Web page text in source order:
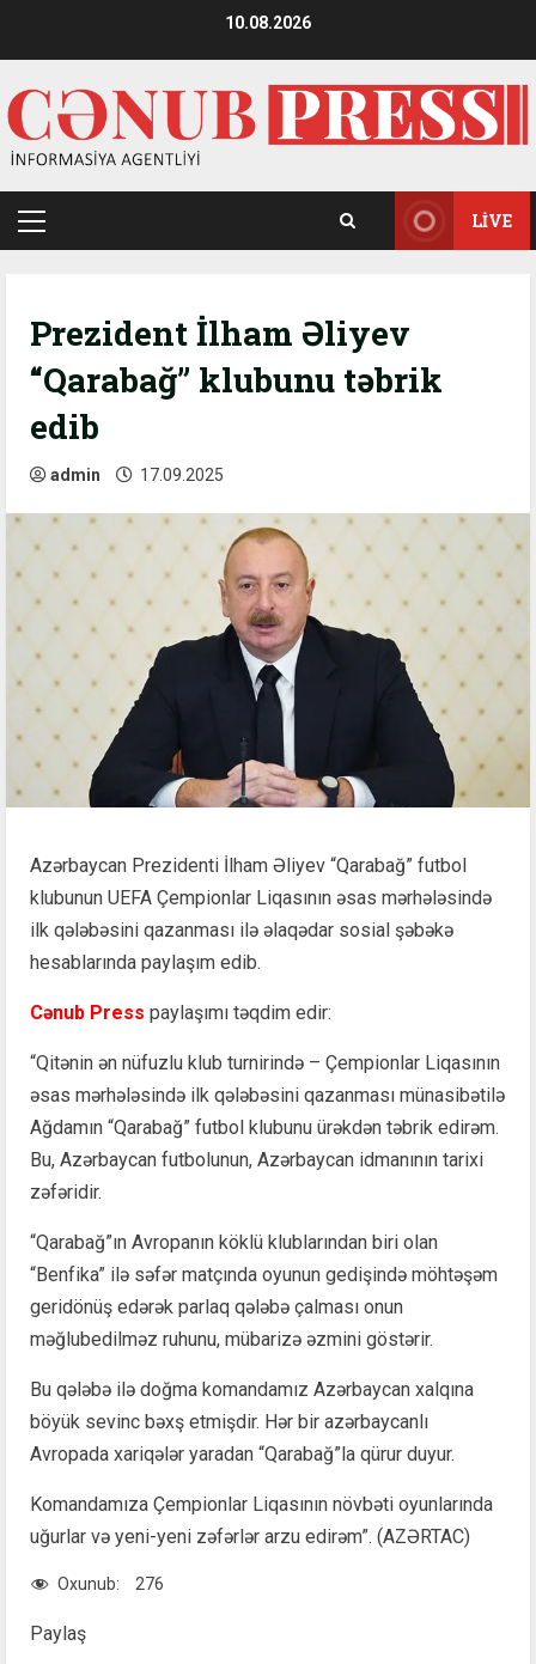
10.08.2026
Primary
LIVE
Prezident İlham Əliyev
“Qarabağ” klubunu təbrik
edib
admin 17.09.2025
Azərbaycan Prezidenti İlham Əliyev “Qarabağ” futbol
klubunun UEFA Çempionlar Liqasının əsas mərhələsində
ilk qələbəsini qazanması ilə əlaqədar sosial şəbəkə
hesablarında paylaşım edib.
Cənub Press paylaşımı təqdim edir:
“Qitənin ən nüfuzlu klub turnirində – Çempionlar Liqasının
əsas mərhələsində ilk qələbəsini qazanması münasibətilə
Ağdamın “Qarabağ” futbol klubunu ürəkdən təbrik edirəm.
Bu, Azərbaycan futbolunun, Azərbaycan idmanının tarixi
zəfəridir.
“Qarabağ”ın Avropanın köklü klublarından biri olan
“Benfika” ilə səfər matçında oyunun gedişində möhtəşəm
geridönüş edərək parlaq qələbə çalması onun
məğlubedilməz ruhunu, mübarizə əzmini göstərir.
Bu qələbə ilə doğma komandamız Azərbaycan xalqına
böyük sevinc bəxş etmişdir. Hər bir azərbaycanlı
Avropada xariqələr yaradan “Qarabağ”la qürur duyur.
Komandamıza Çempionlar Liqasının növbəti oyunlarında
uğurlar və yeni-yeni zəfərlər arzu edirəm”. (AZƏRTAC)
Oxunub: 276
Paylaş